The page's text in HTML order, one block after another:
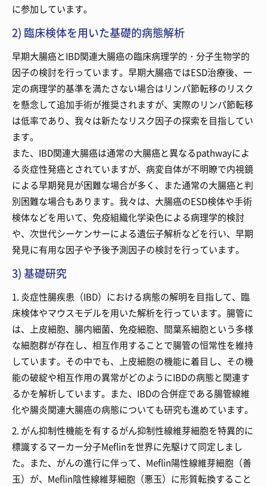
に参加しています。
2) 臨床検体を用いた基礎的病態解析
早期大腸癌とIBD関連大腸癌の臨床病理学的・分子生物学的
因子の検討を行っています。早期大腸癌ではESD治療後、一
定の病理学的基準を満たさない場合はリンパ節転移のリスク
を懸念して追加手術が推奨されますが、実際のリンパ節転移
は低率であり、我々は新たなリスク因子の探索を目指してい
ます。
また、IBD関連大腸癌は通常の大腸癌と異なるpathwayによ
る炎症性発癌とされていますが、病変自体が不明瞭で内視鏡
による早期発見が困難な場合が多く、また通常の大腸癌と判
別困難な場合もあります。我々は、大腸癌のESD検体や手術
検体などを用いて、免疫組織化学染色による病理学的検討
や、次世代シーケンサーによる遺伝子解析などを行い、早期
発見に有用な因子や予後予測因子の検討を行っています。
3) 基礎研究
1. 炎症性腸疾患（IBD）における病態の解明を目指して、臨
床検体やマウスモデルを用いた解析を行っています。腸管に
は、上皮細胞、腸内細菌、免疫細胞、間葉系細胞という多様
な細胞群が存在し、相互作用することで腸管の恒常性を維持
しています。その中でも、上皮細胞の機能に着目し、その機
能の破綻や相互作用の異常がどのようにIBDの病態と関連す
るかを解析しています。また、IBDの合併症である腸管線維
化や腸炎関連大腸癌の病態についても研究も進めています。
2. がん抑制性機能を有するがん抑制性線維芽細胞を特異的に
標識するマーカー分子Meflinを世界に先駆けて同定しまし
た。また、がんの進行に伴って、Meflin陽性線維芽細胞（善
玉）が、Meflin陰性線維芽細胞（悪玉）に形質転換すること